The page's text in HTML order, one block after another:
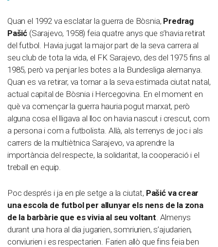
Quan el 1992 va esclatar la guerra de Bòsnia, Predrag
Pašić (Sarajevo, 1958) feia quatre anys que s’havia retirat
del futbol. Havia jugat la major part de la seva carrera al
seu club de tota la vida, el FK Sarajevo, des del 1975 fins al
1985, però va penjar les botes a la Bundesliga alemanya.
Quan es va retirar, va tornar a la seva estimada ciutat natal,
actual capital de Bòsnia i Hercegovina. En el moment en
què va començar la guerra hauria pogut marxat, però
alguna cosa el lligava al lloc on havia nascut i crescut, com
a persona i com a futbolista. Allà, als terrenys de joc i als
carrers de la multiètnica Sarajevo, va aprendre la
importància del respecte, la solidaritat, la cooperació i el
treball en equip.
Poc després i ja en ple setge a la ciutat, Pašić va crear
una escola de futbol per allunyar els nens de la zona
de la barbàrie que es vivia al seu voltant . Almenys
durant una hora al dia jugarien, somriurien, s’ajudarien,
conviurien i es respectarien. Farien allò que fins feia ben